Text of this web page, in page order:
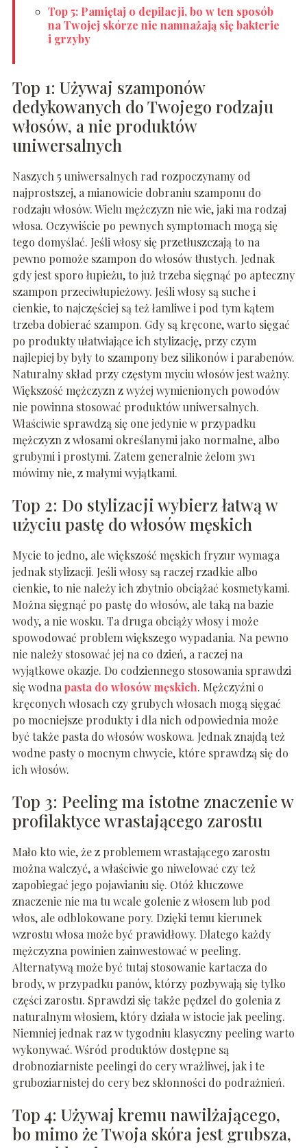
Top 5: Pamiętaj o depilacji, bo w ten sposób
na Twojej skórze nie namnażają się bakterie
i grzyby
Top 1: Używaj szamponów
dedykowanych do Twojego rodzaju
włosów, a nie produktów
uniwersalnych
Naszych 5 uniwersalnych rad rozpoczynamy od
najprostszej, a mianowicie dobraniu szamponu do
rodzaju włosów. Wielu mężczyzn nie wie, jaki ma rodzaj
włosa. Oczywiście po pewnych symptomach mogą się
tego domyślać. Jeśli włosy się przetłuszczają to na
pewno pomoże szampon do włosów tłustych. Jednak
gdy jest sporo łupieżu, to już trzeba sięgnąć po apteczny
szampon przeciwłupieżowy. Jeśli włosy są suche i
cienkie, to najczęściej są też łamliwe i pod tym kątem
trzeba dobierać szampon. Gdy są kręcone, warto sięgać
po produkty ułatwiające ich stylizację, przy czym
najlepiej by były to szampony bez silikonów i parabenów.
Naturalny skład przy częstym myciu włosów jest ważny.
Większość mężczyzn z wyżej wymienionych powodów
nie powinna stosować produktów uniwersalnych.
Właściwie sprawdzą się one jedynie w przypadku
mężczyzn z włosami określanymi jako normalne, albo
grubymi i prostymi. Zatem generalnie żelom 3w1
mówimy nie, z małymi wyjątkami.
Top 2: Do stylizacji wybierz łatwą w
użyciu pastę do włosów męskich
Mycie to jedno, ale większość męskich fryzur wymaga
jednak stylizacji. Jeśli włosy są raczej rzadkie albo
cienkie, to nie należy ich zbytnio obciążać kosmetykami.
Można sięgnąć po pastę do włosów, ale taką na bazie
wody, a nie wosku. Ta druga obciąży włosy i może
spowodować problem większego wypadania. Na pewno
nie należy stosować jej na co dzień, a raczej na
wyjątkowe okazje. Do codziennego stosowania sprawdzi
się wodna pasta do włosów męskich. Mężczyźni o
kręconych włosach czy grubych włosach mogą sięgać
po mocniejsze produkty i dla nich odpowiednia może
być także pasta do włosów woskowa. Jednak znajdą też
wodne pasty o mocnym chwycie, które sprawdzą się do
ich włosów.
Top 3: Peeling ma istotne znaczenie w
profilaktyce wrastającego zarostu
Mało kto wie, że z problemem wrastającego zarostu
można walczyć, a właściwie go niwelować czy też
zapobiegać jego pojawianiu się. Otóż kluczowe
znaczenie nie ma tu wcale golenie z włosem lub pod
włos, ale odblokowane pory. Dzięki temu kierunek
wzrostu włosa może być prawidłowy. Dlatego każdy
mężczyzna powinien zainwestować w peeling.
Alternatywą może być tutaj stosowanie kartacza do
brody, w przypadku panów, którzy pozbywają się tylko
części zarostu. Sprawdzi się także pędzel do golenia z
naturalnym włosiem, który działa w istocie jak peeling.
Niemniej jednak raz w tygodniu klasyczny peeling warto
wykonywać. Wśród produktów dostępne są
drobnoziarniste peelingi do cery wrażliwej, jak i te
gruboziarnistej do cery bez skłonności do podrażnień.
Top 4: Używaj kremu nawilżającego,
bo mimo że Twoja skóra jest grubsza,